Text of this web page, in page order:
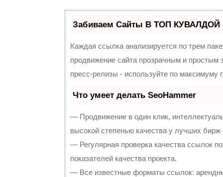
Забиваем Сайты В ТОП КУВАЛДОЙ -
Каждая ссылка анализируется по трем
продвижение сайта прозрачным и
пресс-релизы - используйте по
Что умеет делать SeoHammer
— Продвижение в один клик,
высокой степенью качества у лучших бирж
— Регулярная проверка качества ссылок
показателей качества проекта.
— Все известные форматы ссылок: